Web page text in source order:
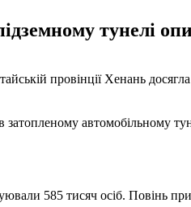
тунелі
провінції Хенань
затопленому автомобільному
585 тисяч осіб. Повінь